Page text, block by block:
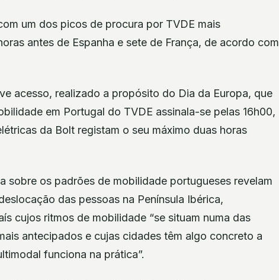
um dos picos de procura por TVDE mais
antes de Espanha e sete de França, de acordo com
acesso, realizado a propósito do Dia da Europa, que
em Portugal do TVDE assinala-se pelas 16h00,
da Bolt registam o seu máximo duas horas
sobre os padrões de mobilidade portugueses revelam
das pessoas na Península Ibérica,
cujos ritmos de mobilidade “se situam numa das
antecipados e cujas cidades têm algo concreto a
funciona na prática”.